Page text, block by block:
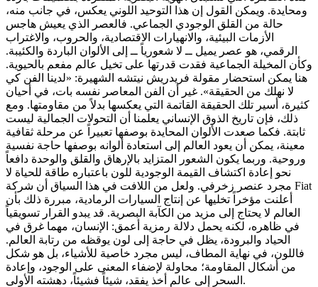
ومحايدة. ويمكن القول إن هذا التوحيد اللوني يعكس، في جانب منه،
حالة من القلق الوجودي الجماعي. فالعصر الذي يعيش هاجس
الأزمات البيئية، والانهيارات الاقتصادية، والحروب، والاغتراب
الرقمي، هو عصر يميل ــ لا شعورياً ــ إلى الألوان الباردة والكئيبة.
وكأن المخيلة الجماعية فقدت قدرتها على تخيل عالم مفعم بالحيوية.
هنا يمكن استحضار مقولة فريدريش نيتشه الشهيرة: «لدينا الفن كي
لا نهلك من الحقيقة». غير أن الفن المعاصر نفسه بات، في أحيان
كثيرة، أسير تلك الحقيقة القاتمة التي يعكسها بدلاً من مقاومتها. ومع
ذلك، فإن تاريخ الذوق الإنساني يعلمنا أن التحولات الجمالية ليست
ثابتة. فكما صعدت الألوان المحايدة بوصفها تعبيراً عن مرحلة ثقافية
معينة، يمكن أن يعود العالم إلى استعادة ألوانه بوصفها حاجة نفسية
وروحية. وربما يكون الشعور المتزايد بالإرهاق والقلق والوحدة دافعاً
نحو إعادة اكتشاف القيمة الوجودية للون باعتباره طاقة للحياة لا
مجرد عنصر زخرفي. ولعل من اللافت في هذا السياق أن شركة Fiat
أعلنت مؤخراً تخليها عن إنتاج السيارات الرمادية، مبررة ذلك بأن
العالم لا يحتاج إلى مزيد من الكآبة البصرية. قد يبدو القرار تسويقياً
في ظاهره، لكنه يحمل دلالة رمزية أعمق: الإنسان، مهما غرق في
الحياد والبرودة، يظل في حاجة إلى لون يوقظه من رتابة العالم.
فاللون، في نهاية المطاف، ليس مجرد خاصية للأشياء، بل هو شكل
من أشكال المقاومة؛ محاولة لإضفاء المعنى على الوجود، وإعادة
السحر إلى عالم أخذ يفقد، شيئاً فشيئاً، دهشته الأولى.